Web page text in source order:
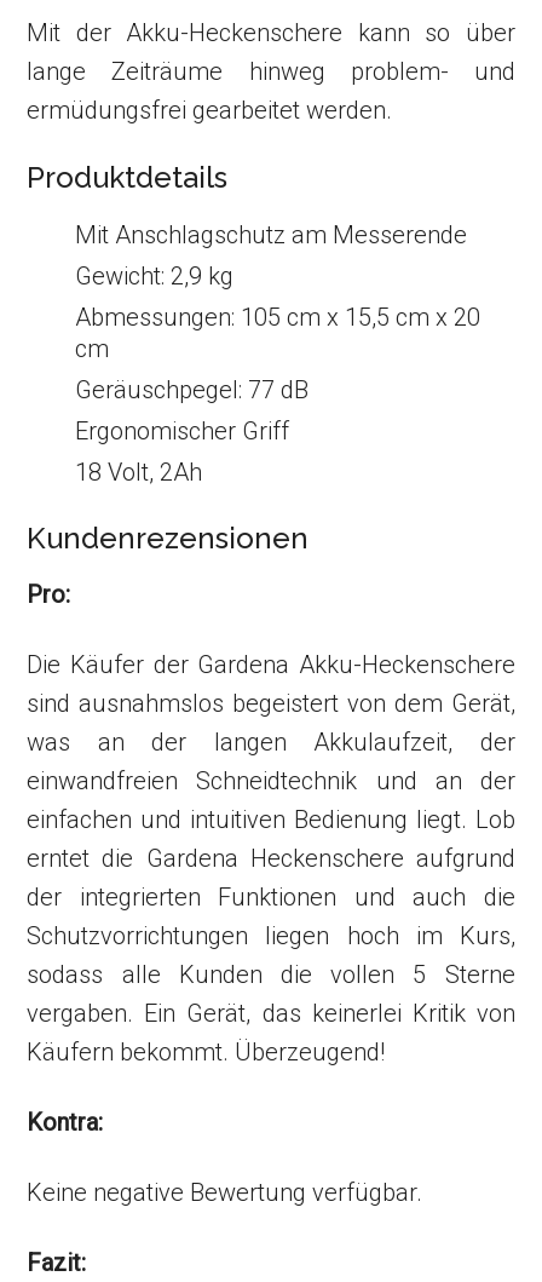
Mit der Akku-Heckenschere kann so über
lange Zeiträume hinweg problem- und
ermüdungsfrei gearbeitet werden.
Produktdetails
Mit Anschlagschutz am Messerende
Gewicht: 2,9 kg
Abmessungen: 105 cm x 15,5 cm x 20
cm
Geräuschpegel: 77 dB
Ergonomischer Griff
18 Volt, 2Ah
Kundenrezensionen
Pro:
Die Käufer der Gardena Akku-Heckenschere
sind ausnahmslos begeistert von dem Gerät,
was an der langen Akkulaufzeit, der
einwandfreien Schneidtechnik und an der
einfachen und intuitiven Bedienung liegt. Lob
erntet die Gardena Heckenschere aufgrund
der integrierten Funktionen und auch die
Schutzvorrichtungen liegen hoch im Kurs,
sodass alle Kunden die vollen 5 Sterne
vergaben. Ein Gerät, das keinerlei Kritik von
Käufern bekommt. Überzeugend!
Kontra:
Keine negative Bewertung verfügbar.
Fazit: